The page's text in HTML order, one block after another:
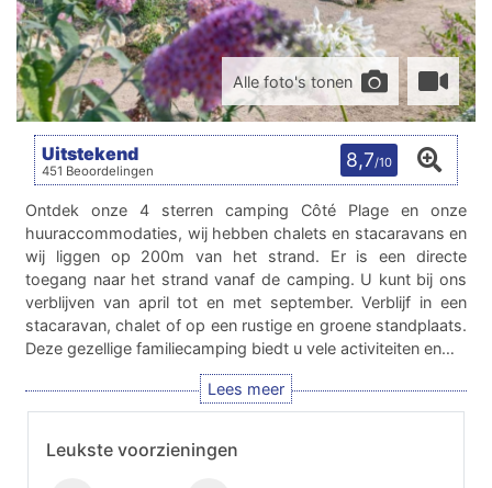
Leukste voorzieningen
Alle foto's tonen
Uitstekend
451 Beoordelingen 8,7/10
Ontdek onze 4 sterren camping Côté Plage en onze
huuraccommodaties, wij hebben chalets en stacaravans en
wij liggen op 200m van het strand. Er is een directe
toegang naar het strand vanaf de camping. U kunt bij ons
verblijven van april tot en met september. Verblijf in een
stacaravan, chalet of op een rustige en groene standplaats.
Deze gezellige familiecamping biedt u vele activiteiten en…